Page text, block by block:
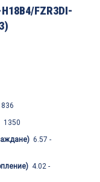
FZR3DI-
836
1350
6.57 -
4.02 -